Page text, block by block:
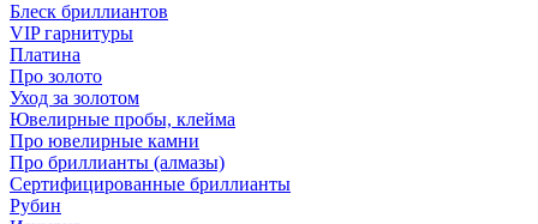
Блеск бриллиантов
VIP гарнитуры
Платина
Про золото
Уход за золотом
Ювелирные пробы, клейма
Про ювелирные камни
Про бриллианты (алмазы)
Сертифицированные бриллианты
Рубин